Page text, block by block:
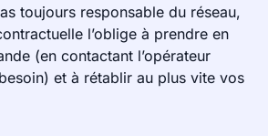
toujours responsable du réseau,
l’oblige à prendre en
(en contactant l’opérateur
et à rétablir au plus vite vos